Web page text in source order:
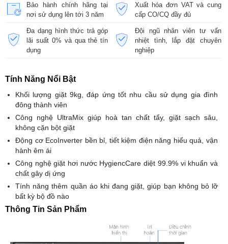
Bảo hành chính hãng tại
nơi sử dụng lên tới 3 năm
Xuất hóa đơn VAT và cung
cấp CO/CQ đầy đủ
Đa dạng hình thức trả góp
lãi suất 0% và qua thẻ tín
dụng
Đội ngũ nhân viên tư vấn
nhiệt tình, lắp đặt chuyên
nghiệp
Tính Năng Nổi Bật
Khối lượng giặt 9kg, đáp ứng tốt nhu cầu sử dụng gia đình
đông thành viên
Công nghệ UltraMix giúp hoà tan chất tẩy, giặt sạch sâu,
không cặn bột giặt
Động cơ EcoInverter bền bỉ, tiết kiệm điện năng hiểu quả, vận
hành êm ái
Công nghệ giặt hơi nước HygiencCare diệt 99.9% vi khuẩn và
chất gây dị ứng
Tính năng thêm quần áo khi đang giặt, giúp bạn không bỏ lỡ
bất kỳ bộ đồ nào
Thông Tin Sản Phẩm